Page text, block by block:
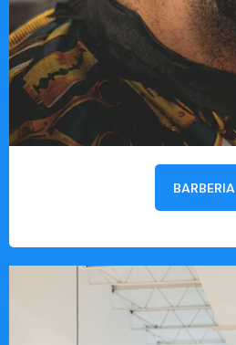
BARBERIA